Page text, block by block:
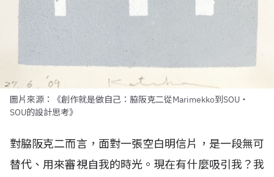
圖片來源：《創作就是做自己：脇阪克二從Marimekko到SOU・
SOU的設計思考》
對脇阪克二而言，面對一張空白明信片，是一段無可
替代、用來審視自我的時光。現在有什麼吸引我？我